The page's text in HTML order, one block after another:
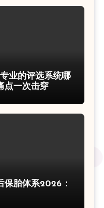
业的评选系统哪
点一次击穿
保胎体系2026：